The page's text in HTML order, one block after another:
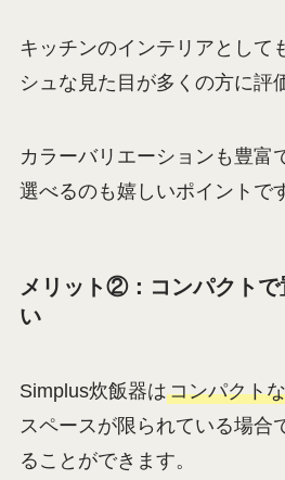
キッチンのインテリアとして
シュな見た目が多くの方に評
カラーバリエーションも豊富
選べるのも嬉しいポイントで
メリット②：コンパクトで
い
Simplus炊飯器はコンパクト
スペースが限られている場合
ることができます。